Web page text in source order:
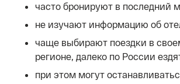
часто бронируют в последний
не изучают информацию об
чаще выбирают поездки в
регионе, далеко по России
при этом могут